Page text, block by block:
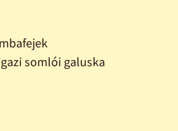
somlói galuska